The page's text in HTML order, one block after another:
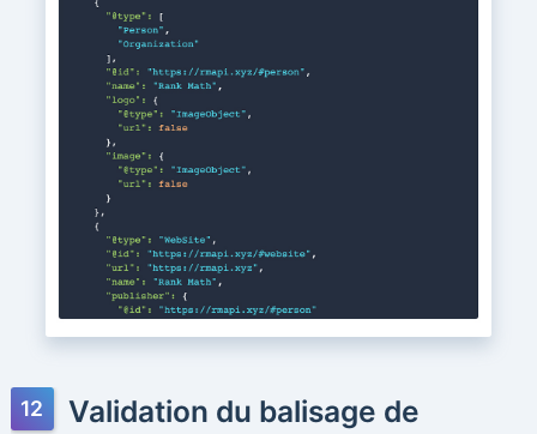
Validation du balisage de